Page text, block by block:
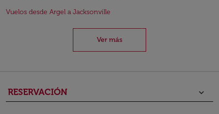
Vuelos desde Argel a Jacksonville
Ver más
RESERVACIÓN keyboard_arrow_down